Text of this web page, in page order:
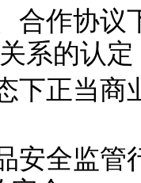
合作协议
系的认定
下正当商
安全监管